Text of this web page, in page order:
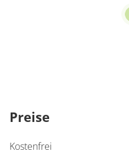
Preise
Kostenfrei